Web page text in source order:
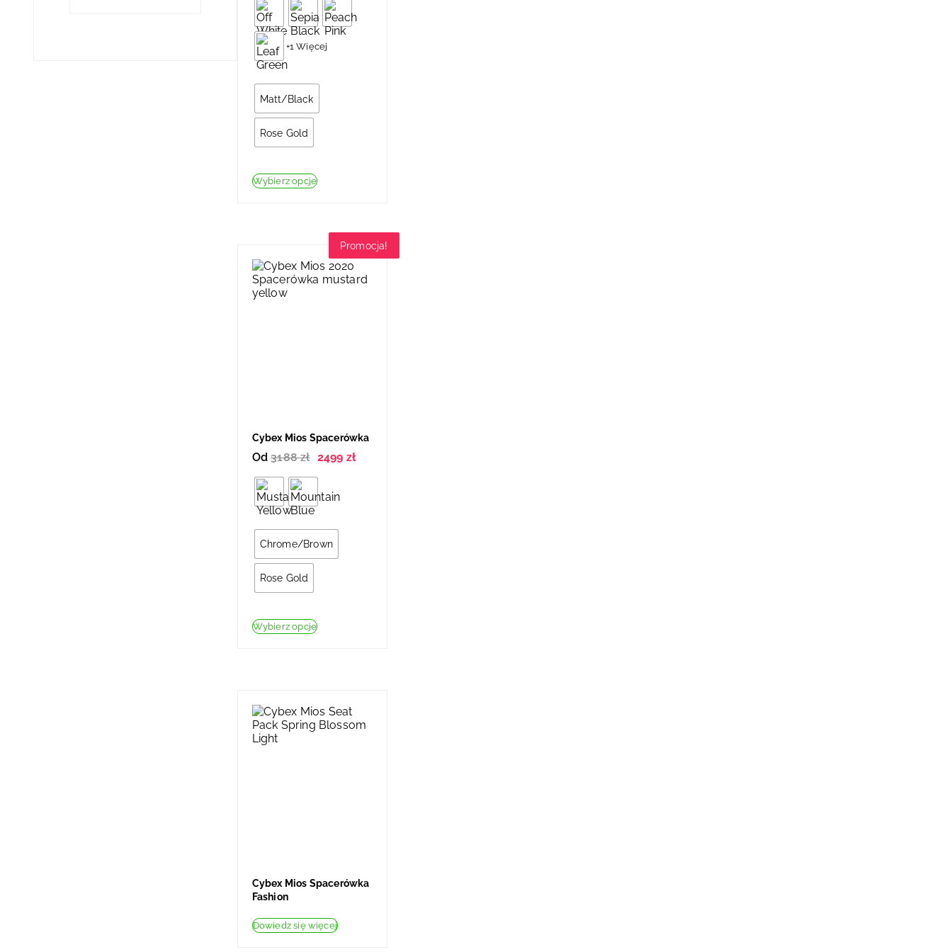
+1 Więcej
Matt/Black
Rose Gold
Wybierz opcje
Promocja!
Cybex Mios Spacerówka
Od3188zł 2499 zł
Chrome/Brown
Rose Gold
Wybierz opcje
Cybex Mios Spacerówka
Fashion
Dowiedz się więcej